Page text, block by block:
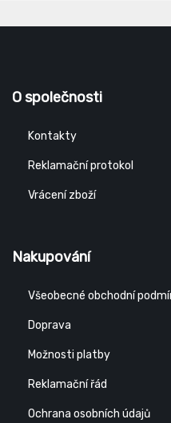
O společnosti
Kontakty
Reklamační protokol
Vrácení zboží
Nakupování
Všeobecné obchodní
Doprava
Možnosti platby
Reklamační řád
Ochrana osobních údajů